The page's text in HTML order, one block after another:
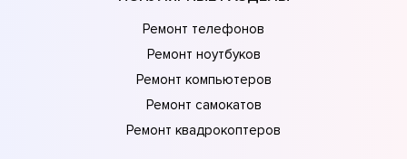
Ремонт телефонов
Ремонт ноутбуков
Ремонт компьютеров
Ремонт самокатов
Ремонт квадрокоптеров